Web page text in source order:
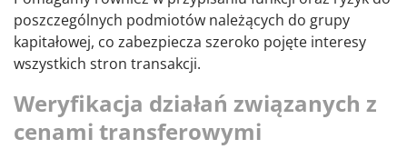
poszczególnych podmiotów należących do grupy
kapitałowej, co zabezpiecza szeroko pojęte interesy
wszystkich stron transakcji.
Weryfikacja działań związanych z
cenami transferowymi